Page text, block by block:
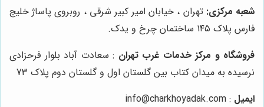
شعبه مرکزی: تهران ، خیابان امیر کبیر شرقی ، روبروی پاساژ خلیج
فارس پلاک ۱۴۵ ساختمان چرخ و یدک.
فروشگاه و مرکز خدمات غرب تهران : سعادت آباد بلوار فرحزادی
نرسیده به میدان کتاب بین گلستان اول و گلستان دوم پلاک 73
ایمیل : info@charkhoyadak.com